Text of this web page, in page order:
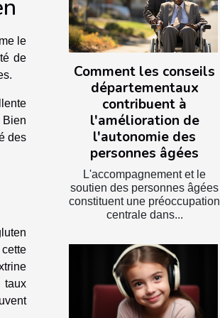
le
de
des
taux
Comment les conseils
départementaux
contribuent à
l'amélioration de
l'autonomie des
personnes âgées
L'accompagnement et le
soutien des personnes âgées
constituent une préoccupation
centrale dans...